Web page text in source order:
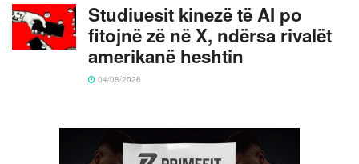
Studiuesit kinezë të AI po
fitojnë zë në X, ndërsa rivalët
amerikanë heshtin
04/08/2026